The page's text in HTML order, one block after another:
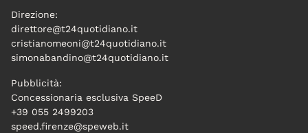
Direzione:
direttore@t24quotidiano.it
cristianomeoni@t24quotidiano.it
simonabandino@t24quotidiano.it
Pubblicità:
Concessionaria esclusiva SpeeD
+39 055 2499203
speed.firenze@speweb.it